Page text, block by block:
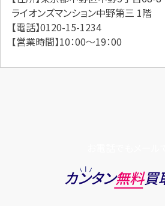
ライオンズマンション中野第三 1階
【電話】0120-15-1234
【営業時間】10：00～19：00
カンタン無料買